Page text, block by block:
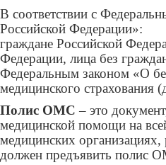
В соответствии с
Российской Федерации»:
граждане Российской
Федерации, лица без
Федеральным законом «О
медицинского страхования
Полис ОМС – это
медицинской помощи на
медицинских
должен предъявить полис